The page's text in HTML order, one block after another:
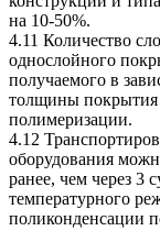
на 10-50%.
4.11 Количество
однослойного
получаемого в
толщины покрытия
полимеризации.
4.12
оборудования
ранее, чем через 3
температурного
поликонденсации